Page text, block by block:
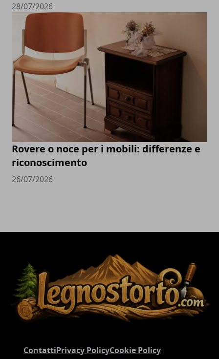
28/07/2026
Rovere o noce per i mobili: differenze e
riconoscimento
26/07/2026
ContattiPrivacy PolicyCookie Policy